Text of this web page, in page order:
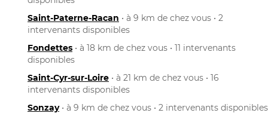
Saint-Paterne-Racan • à 9 km de chez vous • 2
intervenants disponibles
Fondettes • à 18 km de chez vous • 11 intervenants
disponibles
Saint-Cyr-sur-Loire • à 21 km de chez vous • 16
intervenants disponibles
Sonzay• à 9 km de chez vous • 2 intervenants disponibles